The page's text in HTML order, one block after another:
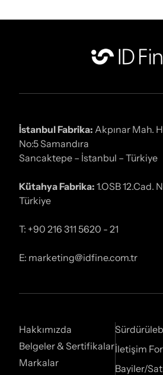
İstanbul Fabrika: Akpınar Mah.
No:5 Samandıra
Sancaktepe – İstanbul – Türkiye
Kütahya Fabrika: 1.OSB 12.Cad.
Türkiye
T: +90 216 311 5620 - 21
E: marketing@idfine.com.tr
Hakkımızda
Belgeler & Sertifikalar
Markalar
İletişim
Bayiler/